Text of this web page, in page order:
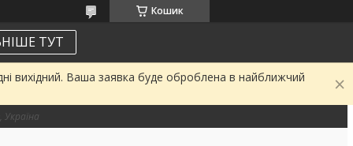
Кошик
ТУТ
вихідний. Ваша заявка буде оброблена в найближчий
Україна